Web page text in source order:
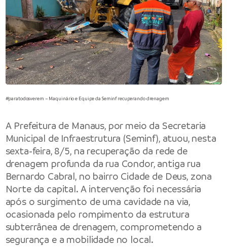
#paratodosverem – Maquinário e Equipe da Seminf recuperando drenagem
A Prefeitura de Manaus, por meio da Secretaria
Municipal de Infraestrutura (Seminf), atuou, nesta
sexta-feira, 8/5, na recuperação da rede de
drenagem profunda da rua Condor, antiga rua
Bernardo Cabral, no bairro Cidade de Deus, zona
Norte da capital. A intervenção foi necessária
após o surgimento de uma cavidade na via,
ocasionada pelo rompimento da estrutura
subterrânea de drenagem, comprometendo a
segurança e a mobilidade no local.